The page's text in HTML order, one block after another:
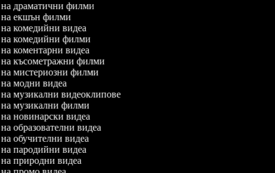
на драматични филми
на екшън филми
на комедийни видеа
на комедийни филми
на коментарни видеа
на късометражни филми
на мистериозни филми
на модни видеа
на музикални видеоклипове
на музикални филми
на новинарски видеа
на образователни видеа
на обучителни видеа
на пародийни видеа
на природни видеа